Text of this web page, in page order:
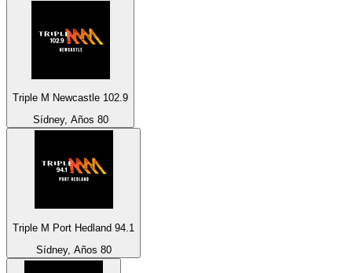
Triple M Newcastle 102.9
Sídney, Años 80
Triple M Port Hedland 94.1
Sídney, Años 80